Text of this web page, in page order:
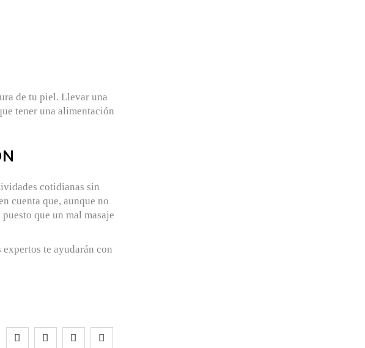
de tu piel. Llevar una
tener una alimentación
cotidianas sin
cuenta que, aunque no
que un mal masaje
expertos te ayudarán con